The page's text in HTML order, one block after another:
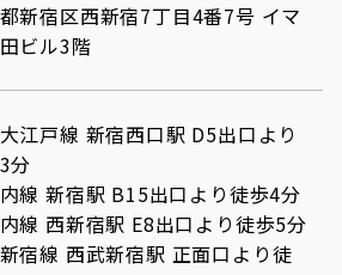
新宿区西新宿7丁目4番7号 イマ
ビル3階
江戸線 新宿西口駅 D5出口より
分
線 新宿駅 B15出口より徒歩4分
線 西新宿駅 E8出口より徒歩5分
宿線 西武新宿駅 正面口より徒